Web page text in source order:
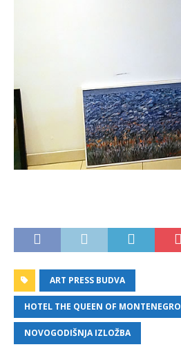
ART PRESS BUDVA
HOTEL THE QUEEN OF MONTENEGRO
NOVOGODIŠNJA IZLOŽBA